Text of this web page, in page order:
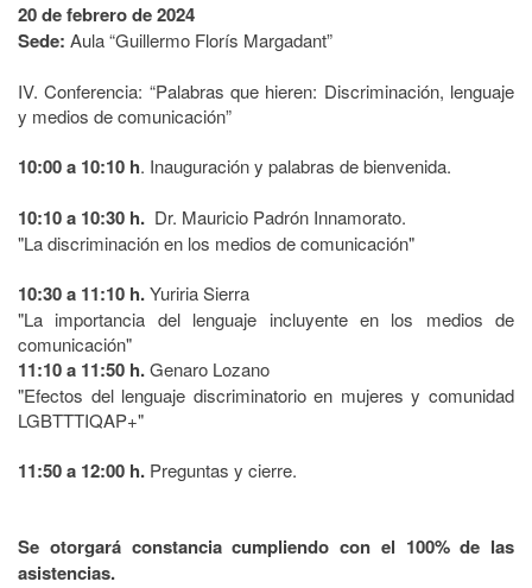
20 de febrero de 2024
Sede: Aula “Guillermo Florís Margadant”
IV. Conferencia: “Palabras que hieren: Discriminación, lenguaje
y medios de comunicación”
10:00 a 10:10 h. Inauguración y palabras de bienvenida.
10:10 a 10:30 h. Dr. Mauricio Padrón Innamorato.
"La discriminación en los medios de comunicación"
10:30 a 11:10 h.Yuriria Sierra
"La importancia del lenguaje incluyente en los medios de
comunicación"
11:10 a 11:50 h.Genaro Lozano
"Efectos del lenguaje discriminatorio en mujeres y comunidad
LGBTTTIQAP+"
11:50 a 12:00 h. Preguntas y cierre.
Se otorgará constancia cumpliendo con el 100% de las
asistencias.